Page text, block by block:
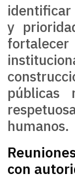
y
públicas
humanos.
con